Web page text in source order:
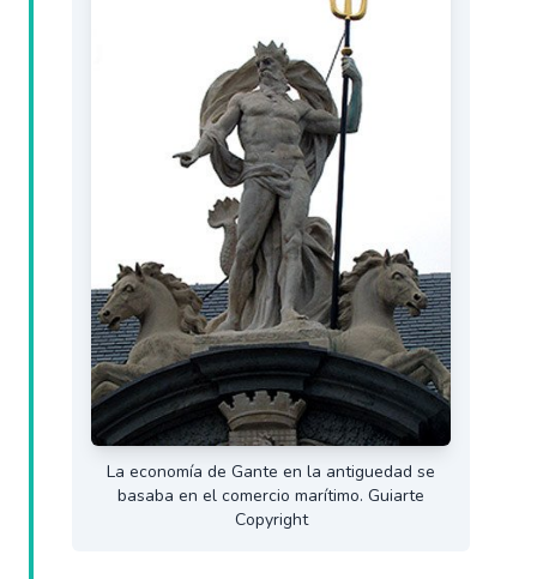
La economía de Gante en la antiguedad se
basaba en el comercio marítimo. Guiarte
Copyright